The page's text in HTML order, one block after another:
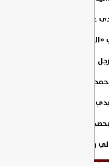
على سيدة بالإسكندرية
في المنوفية
وإصابة 11 آخرين
حتى عام 2028
من بطولة إفريقيا
لقب الدوري التركي
وكيتارا الأوغندي